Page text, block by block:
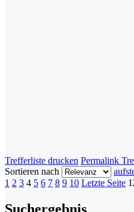
Trefferliste drucken Permalink
Sortieren nach
1 2 3 4 5 6 7 8 9 10 Letzte Seite